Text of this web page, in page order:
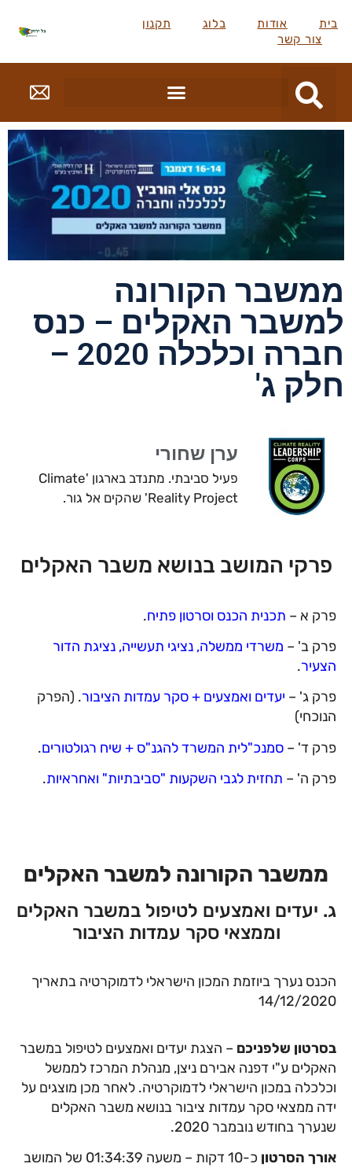
בית אודות בלוג
תקנון
צור קשר
ממשבר הקורונה
למשבר האקלים – כנס
חברה וכלכלה 2020 –
חלק ג'
ערן שחורי
פעיל סביבתי. מתנדב בארגון 'Climate
Reality Project' שהקים אל גור.
פרקי המושב בנושא משבר האקלים
פרק א – תכנית הכנס וסרטון פתיח.
פרק ב' – משרדי ממשלה, נציגי תעשייה, נציגת הדור
הצעיר.
פרק ג' – יעדים ואמצעים + סקר עמדות הציבור. (הפרק
הנוכחי)
פרק ד' – סמנכ"לית המשרד להגנ"ס + שיח רגולטורים.
פרק ה' – תחזית לגבי השקעות "סביבתיות" ואחראיות.
ממשבר הקורונה למשבר האקלים
ג. יעדים ואמצעים לטיפול במשבר האקלים
וממצאי סקר עמדות הציבור
הכנס נערך ביוזמת המכון הישראלי לדמוקרטיה בתאריך
14/12/2020
בסרטון שלפניכם – הצגת יעדים ואמצעים לטיפול במשבר
האקלים ע"י דפנה אבירם ניצן, מנהלת המרכז לממשל
וכלכלה במכון הישראלי לדמוקרטיה. לאחר מכן מוצגים על
ידה ממצאי סקר עמדות ציבור בנושא משבר האקלים
שנערך בחודש נובמבר 2020.
אורך הסרטון
כ-10 דקות – משעה 01:34:39 של המושב